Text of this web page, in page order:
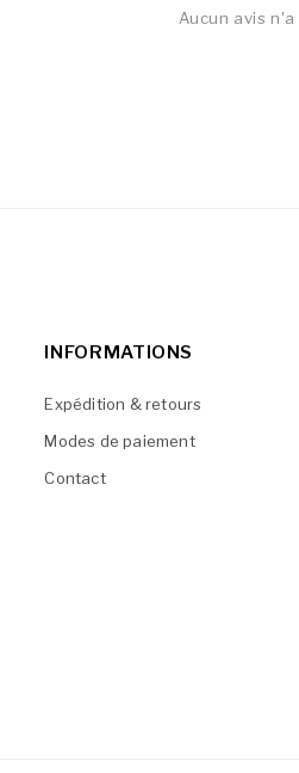
Aucun avis
INFORMATIONS
Expédition & retours
Modes de paiement
Contact